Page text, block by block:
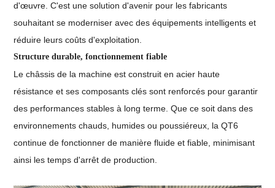
d'œuvre. C'est une solution d'avenir pour les fabricants
souhaitant se moderniser avec des équipements intelligents et
réduire leurs coûts d'exploitation.
Structure durable, fonctionnement fiable
Le châssis de la machine est construit en acier haute
résistance et ses composants clés sont renforcés pour garantir
des performances stables à long terme. Que ce soit dans des
environnements chauds, humides ou poussiéreux, la QT6
continue de fonctionner de manière fluide et fiable, minimisant
ainsi les temps d'arrêt de production.